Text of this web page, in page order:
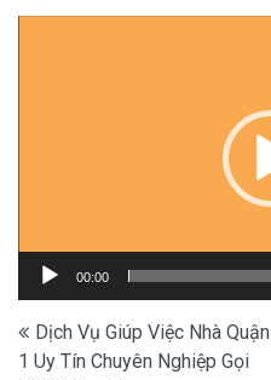
00:00
Điều
Dịch Vụ Giúp Việc Nhà Quận
1 Uy Tín Chuyên Nghiệp Gọi